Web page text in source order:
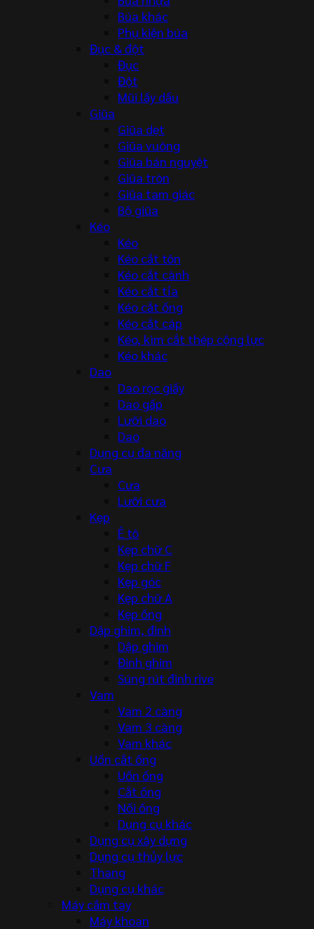
Búa khác
Phụ kiện búa
Đục & đột
Đục
Đột
Mũi lấy dấu
Giũa
Giũa dẹt
Giũa vuông
Giũa bán nguyệt
Giũa tròn
Giũa tam giác
Bộ giũa
Kéo
Kéo
Kéo cắt tôn
Kéo cắt cành
Kéo cắt tỉa
Kéo cắt ống
Kéo cắt cáp
Kéo, kìm cắt thép cộng lực
Kéo khác
Dao
Dao rọc giấy
Dao gấp
Lưỡi dao
Dao
Dụng cụ đa năng
Cưa
Cưa
Lưỡi cưa
Kẹp
Ê tô
Kẹp chữ C
Kẹp chữ F
Kẹp góc
Kẹp chữ A
Kẹp ống
Dập ghim, đinh
Dập ghim
Đinh ghim
Súng rút đinh rive
Vam
Vam 2 càng
Vam 3 càng
Vam khác
Uốn cắt ống
Uốn ống
Cắt ống
Nối ống
Dụng cụ khác
Dụng cụ xây dựng
Dụng cụ thủy lực
Thang
Dụng cụ khác
Máy cầm tay
Máy khoan